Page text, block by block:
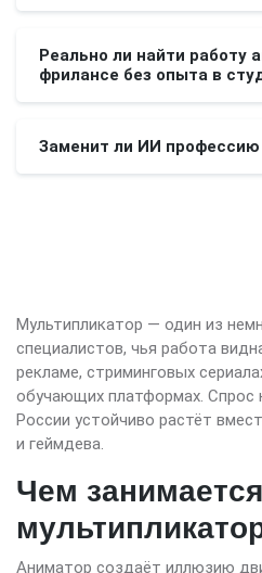
Реально ли найти работу
фрилансе без опыта в
Заменит ли ИИ профессию
Мультипликатор — один из
специалистов, чья работа
рекламе, стриминговых
обучающих платформах. Спрос
России устойчиво растёт
и геймдева.
Чем занимается
Аниматор создаёт иллюзию